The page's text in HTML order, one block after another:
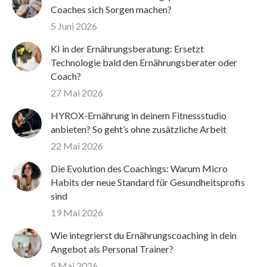
Coaches sich Sorgen machen?
5 Juni 2026
KI in der Ernährungsberatung: Ersetzt
Technologie bald den Ernährungsberater oder
Coach?
27 Mai 2026
HYROX-Ernährung in deinem Fitnessstudio
anbieten? So geht’s ohne zusätzliche Arbeit
22 Mai 2026
Die Evolution des Coachings: Warum Micro
Habits der neue Standard für Gesundheitsprofis
sind
19 Mai 2026
Wie integrierst du Ernährungscoaching in dein
Angebot als Personal Trainer?